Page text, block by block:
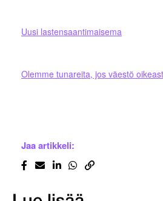
Uusi lastensaantimaisema
Olemme tunareita, jos väestö
Jaa artikkeli: